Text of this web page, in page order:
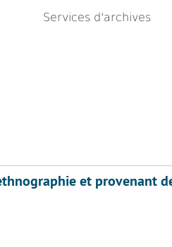
Services d'archives
et provenant